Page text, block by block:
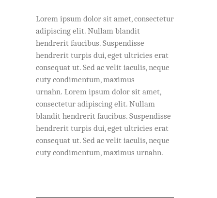
Lorem ipsum dolor sit amet, consectetur
adipiscing elit. Nullam blandit
hendrerit faucibus. Suspendisse
hendrerit turpis dui, eget ultricies erat
consequat ut. Sed ac velit iaculis, neque
euty condimentum, maximus
urnahn. Lorem ipsum dolor sit amet,
consectetur adipiscing elit. Nullam
blandit hendrerit faucibus. Suspendisse
hendrerit turpis dui, eget ultricies erat
consequat ut. Sed ac velit iaculis, neque
euty condimentum, maximus urnahn.